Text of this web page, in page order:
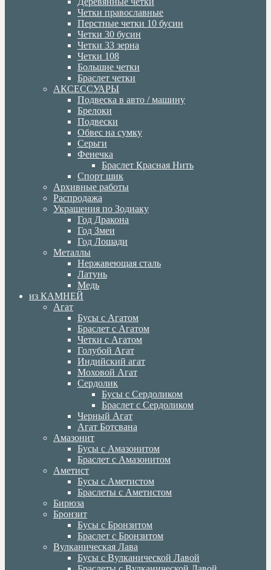
Четки православные
Перстные четки 10 бусин
Четки 30 бусин
Четки 33 зерна
Четки 108
Большие четки
Браслет четки
АКСЕССУАРЫ
Подвеска в авто / машину
Брелоки
Подвески
Обвес на сумку
Серьги
Фенечка
Браслет Красная Нить
Спорт шик
Архивные работы
Распродажа
Украшения по Зодиаку
Год Дракона
Год Змеи
Год Лошади
Металлы
Нержавеющая сталь
Латунь
Медь
из КАМНЕЙ
Агат
Бусы с Агатом
Браслет с Агатом
Четки с Агатом
Голубой Агат
Индийский агат
Моховой Агат
Сердолик
Бусы с Сердоликом
Браслет с Сердоликом
Черный Агат
Агат Ботсвана
Амазонит
Бусы с Амазонитом
Браслет с Амазонитом
Аметист
Бусы с Аметистом
Браслеты с Аметистом
Бирюза
Бронзит
Бусы с Бронзитом
Браслет с Бронзитом
Вулканическая Лава
Бусы с Вулканической Лавой